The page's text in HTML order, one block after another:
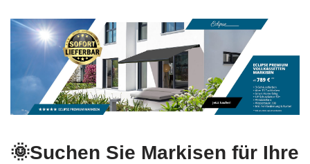
🌞Suchen Sie Markisen für Ihre